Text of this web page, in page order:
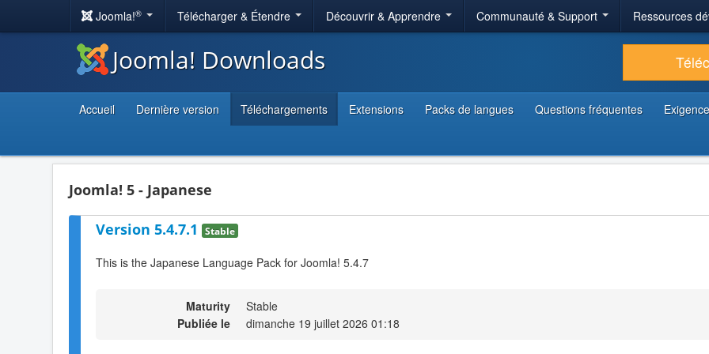
Joomla!® Télécharger & Étendre Découvrir & Apprendre Communauté & Support Ressources
Joomla! Downloads
Accueil Dernière version Téléchargements Extensions Packs de langues Questions fréquentes
Joomla! 5 - Japanese
Version 5.4.7.1 Stable
This is the Japanese Language Pack for Joomla! 5.4.7
Maturity
Stable
Publiée le
dimanche 19 juillet 2026 01:18